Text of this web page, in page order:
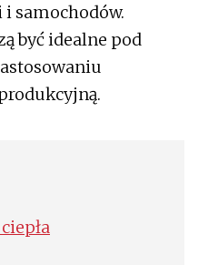
samochodów.
być idealne pod